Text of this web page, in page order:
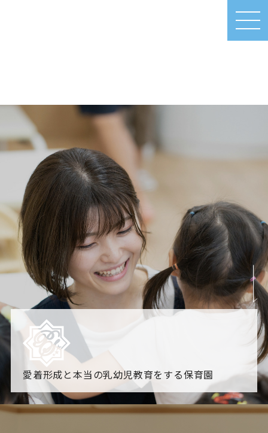
MEN
U
愛着形成と本当の乳幼児教育をする保育園
園からのお知らせ